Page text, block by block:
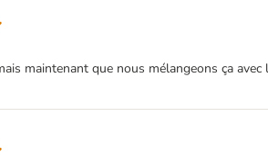
maintenant que nous mélangeons ça